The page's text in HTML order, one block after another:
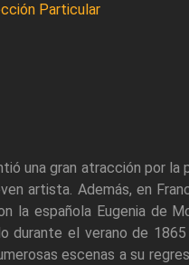
Particular
una gran atracción por la
artista. Además, en
española Eugenia de
durante el verano de
escenas a su